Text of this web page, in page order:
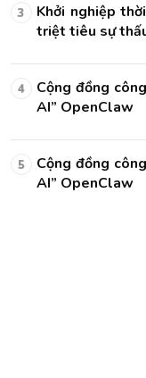
3
Khởi nghiệp
triệt tiêu sự
4
Cộng đồng
AI” OpenClaw
5
Cộng đồng
AI” OpenClaw